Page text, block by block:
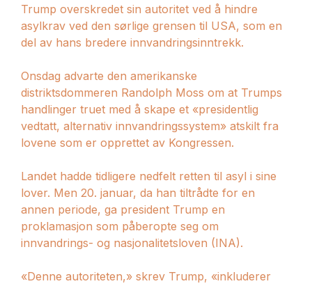
Trump overskredet sin autoritet ved å hindre
asylkrav ved den sørlige grensen til USA, som en
del av hans bredere innvandringsinntrekk.
Onsdag advarte den amerikanske
distriktsdommeren Randolph Moss om at Trumps
handlinger truet med å skape et «presidentlig
vedtatt, alternativ innvandringssystem» atskilt fra
lovene som er opprettet av Kongressen.
Landet hadde tidligere nedfelt retten til asyl i sine
lover. Men 20. januar, da han tiltrådte for en
annen periode, ga president Trump en
proklamasjon som påberopte seg om
innvandrings- og nasjonalitetsloven (INA).
«Denne autoriteten,» skrev Trump, «inkluderer